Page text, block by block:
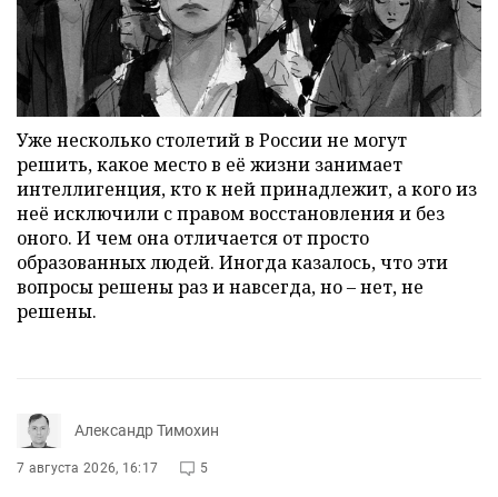
Уже несколько столетий в России не могут
решить, какое место в её жизни занимает
интеллигенция, кто к ней принадлежит, а кого из
неё исключили с правом восстановления и без
оного. И чем она отличается от просто
образованных людей. Иногда казалось, что эти
вопросы решены раз и навсегда, но – нет, не
решены.
Александр Тимохин
7 августа 2026, 16:17 5